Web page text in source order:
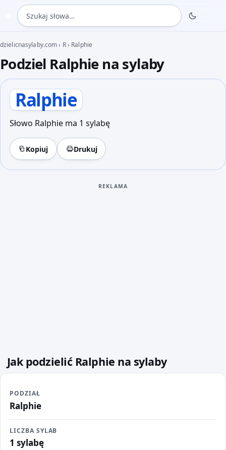
Szukaj słowa
dzielicnasylaby.com› R› Ralphie
Podziel Ralphie na sylaby
Ralphie
Słowo Ralphie ma 1 sylabę
Kopiuj Drukuj
REKLAMA
Jak podzielić Ralphie na sylaby
PODZIAŁ
Ralphie
LICZBA SYLAB
1 sylabę